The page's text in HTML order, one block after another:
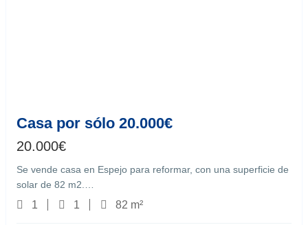
Casa por sólo 20.000€
20.000€
Se vende casa en Espejo para reformar, con una superficie de
solar de 82 m2.…
1 1 82 m²